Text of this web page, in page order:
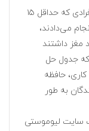
یک تحقیق بزرگ از مجله پولس1 نشان داد افرادی که حداقل ۱۵
می‌دادند،
که جدول حل
حافظه
به طور
سایت لیوموستی